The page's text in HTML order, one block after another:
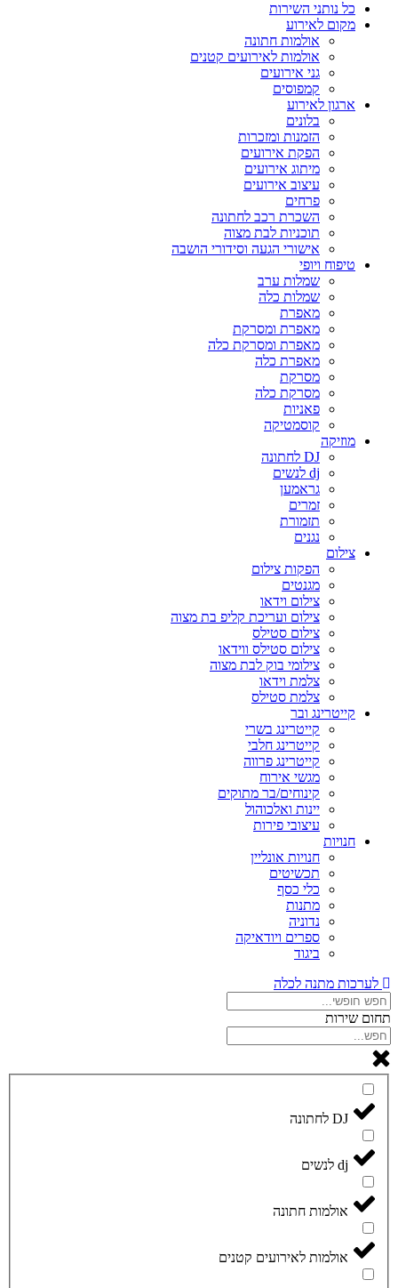
כל נותני השירות
מקום לאירוע
אולמות חתונה
אולמות לאירועים קטנים
גני אירועים
קמפוסים
ארגון לאירוע
בלונים
הזמנות ומזכרות
הפקת אירועים
מיתוג אירועים
עיצוב אירועים
פרחים
השכרת רכב לחתונה
תוכניות לבת מצוה
אישורי הגעה וסידורי הושבה
טיפוח ויופי
שמלות ערב
שמלות כלה
מאפרת
מאפרת ומסרקת
מאפרת ומסרקת כלה
מאפרת כלה
מסרקת
מסרקת כלה
פאניות
קוסמטיקה
מוזיקה
DJ לחתונה
dj לנשים
גראמען
זמרים
תזמורת
נגנים
צילום
הפקות צילום
מגנטים
צילום וידאו
צילום ועריכת קליפ בת מצוה
צילום סטילס
צילום סטילס ווידאו
צילומי בוק לבת מצוה
צלמת וידאו
צלמת סטילס
קייטרינג ובר
קייטרינג בשרי
קייטרינג חלבי
קייטרינג פרווה
מגשי אירוח
קינוחים/בר מתוקים
יינות ואלכוהול
עיצובי פירות
חנויות
חנויות אונליין
תכשיטים
כלי כסף
מתנות
נדוניה
ספרים ויודאיקה
ביגוד
לערכות מתנה לכלה
תחום שירות
DJ לחתונה
dj לנשים
אולמות חתונה
אולמות לאירועים קטנים